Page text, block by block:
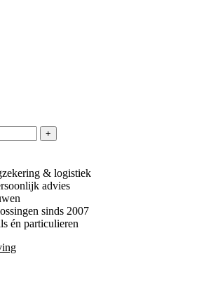
+
& logistiek
advies
sinds 2007
én particulieren